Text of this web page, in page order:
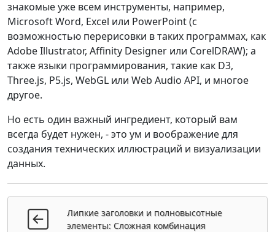
знакомые уже всем инструменты, например,
Microsoft Word, Excel или PowerPoint (с
возможностью перерисовки в таких программах, как
Adobe Illustrator, Affinity Designer или CorelDRAW); а
также языки программирования, такие как D3,
Three.js, P5.js, WebGL или Web Audio API, и многое
другое.
Но есть один важный ингредиент, который вам
всегда будет нужен, - это ум и воображение для
создания технических иллюстраций и визуализации
данных.
Липкие заголовки и полновысотные
элементы: Сложная комбинация